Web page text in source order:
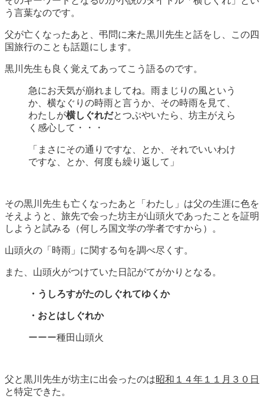
う言葉なのです。
父が亡くなったあと、弔問に来た黒川先生と話をし、この四
国旅行のことも話題にします。
黒川先生も良く覚えてあってこう語るのです。
急にお天気が崩れましてね。雨まじりの風という
か、横なぐりの時雨と言うか、その時雨を見て、
わたしが横しぐれだとつぶやいたら、坊主がえら
く感心して・・・
「まさにその通りですな、とか、それでいいわけ
ですな、とか、何度も繰り返して」
その黒川先生も亡くなったあと「わたし」は父の生涯に色を
そえようと、旅先で会った坊主が山頭火であったことを証明
しようと試みる（何しろ国文学の学者ですから）。
山頭火の「時雨」に関する句を調べ尽くす。
また、山頭火がつけていた日記がてがかりとなる。
・うしろすがたのしぐれてゆくか
・おとはしぐれか
ーーー種田山頭火
父と黒川先生が坊主に出会ったのは昭和１４年１１月３０日
と特定できた。